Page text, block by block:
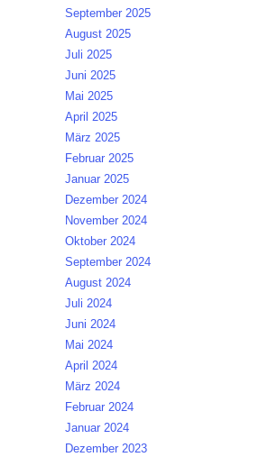
September 2025
August 2025
Juli 2025
Juni 2025
Mai 2025
April 2025
März 2025
Februar 2025
Januar 2025
Dezember 2024
November 2024
Oktober 2024
September 2024
August 2024
Juli 2024
Juni 2024
Mai 2024
April 2024
März 2024
Februar 2024
Januar 2024
Dezember 2023